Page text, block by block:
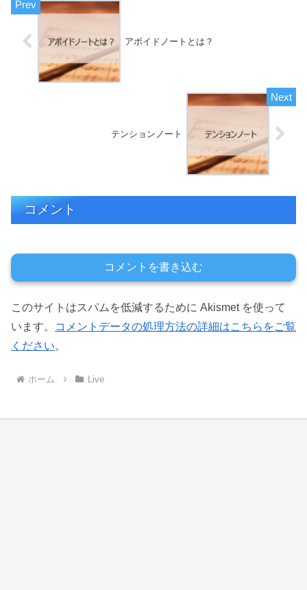
アボイドノートとは？
テンションノート
コメント
コメントを書き込む
このサイトはスパムを低減するために Akismet を使って
います。
コメントデータの処理方法の詳細はこちらをご覧
ください。
ホーム Live